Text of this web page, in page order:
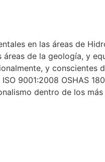
en las áreas de
de la geología, y
y conscientes
9001:2008 OSHAS
dentro de los